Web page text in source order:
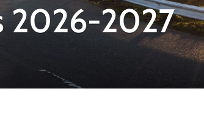
2026-2027